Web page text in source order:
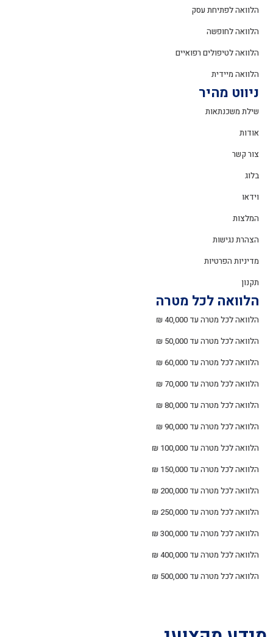
הלוואה לפתיחת עסק
הלוואה לחופשה
הלוואה לטיפולים רפואיים
הלוואה מיידית
ניווט מהיר
שילת משכנתאות
אודות
צור קשר
בלוג
וידאו
המלצות
הצהרת נגישות
מדיניות הפרטיות
תקנון
הלוואה לכל מטרה
הלוואה לכל מטרה עד 40,000 ₪
הלוואה לכל מטרה עד 50,000 ₪
הלוואה לכל מטרה עד 60,000 ₪
הלוואה לכל מטרה עד 70,000 ₪
הלוואה לכל מטרה עד 80,000 ₪
הלוואה לכל מטרה עד 90,000 ₪
הלוואה לכל מטרה עד 100,000 ₪
הלוואה לכל מטרה עד 150,000 ₪
הלוואה לכל מטרה עד 200,000 ₪
הלוואה לכל מטרה עד 250,000 ₪
הלוואה לכל מטרה עד 300,000 ₪
הלוואה לכל מטרה עד 400,000 ₪
הלוואה לכל מטרה עד 500,000 ₪